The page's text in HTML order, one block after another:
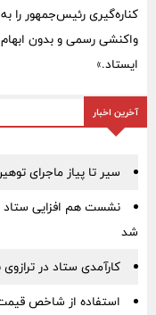
کناره‌گیری رئیس‌جمهور را
واکنشی رسمی و بدون
ایستاد.»
آخرین اخبار
سیر تا پیاز ماجرای
نشست هم افزایی ستاد
شد
کارآمدی ستاد در
استفاده از شاخص